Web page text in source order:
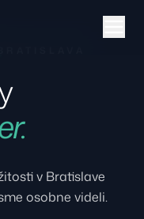
v Bratislave
osobne videli.